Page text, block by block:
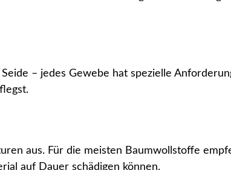
– jedes Gewebe hat spezielle
aus. Für die meisten Baumwollstoffe
auf Dauer schädigen können.